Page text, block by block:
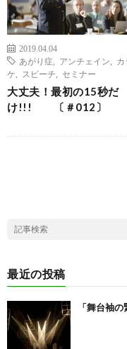
2019.04.04
あがり症
アンチェイン
カ
ケ
スピーチ セミナー
大丈夫！最初の15秒だ
け!!! 〔＃012〕
最近の投稿
「舞台袖